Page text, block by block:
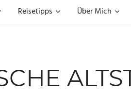
Reisetipps Über Mich